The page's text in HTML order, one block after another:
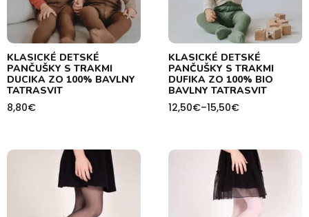
KLASICKÉ DETSKÉ
PANČUŠKY S TRAKMI
DUCIKA ZO 100% BAVLNY
TATRASVIT
8,80€
KLASICKÉ DETSKÉ
PANČUŠKY S TRAKMI
DUFIKA ZO 100% BIO
BAVLNY TATRASVIT
12,50€–15,50€
Price
15,50€